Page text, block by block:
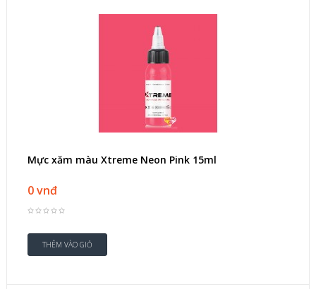
Mực xăm màu Xtreme Neon Pink 15ml
0 vnđ